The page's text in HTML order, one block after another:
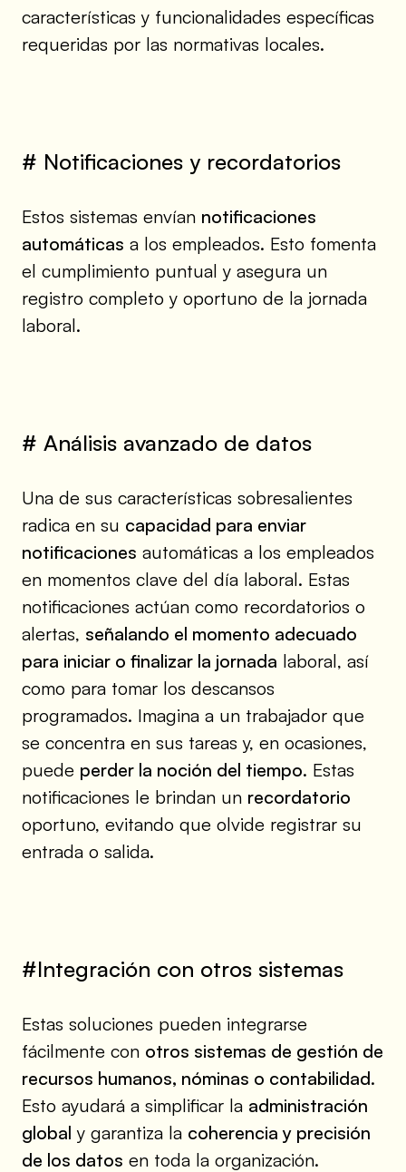
características y funcionalidades específicas
requeridas por las normativas locales.
# Notificaciones y recordatorios
Estos sistemas envían notificaciones
automáticas a los empleados. Esto fomenta
el cumplimiento puntual y asegura un
registro completo y oportuno de la jornada
laboral.
# Análisis avanzado de datos
Una de sus características sobresalientes
radica en su capacidad para enviar
notificaciones automáticas a los empleados
en momentos clave del día laboral. Estas
notificaciones actúan como recordatorios o
alertas, señalando el momento adecuado
para iniciar o finalizar la jornada laboral, así
como para tomar los descansos
programados. Imagina a un trabajador que
se concentra en sus tareas y, en ocasiones,
puede perder la noción del tiempo. Estas
notificaciones le brindan un recordatorio
oportuno, evitando que olvide registrar su
entrada o salida.
#Integración con otros sistemas
Estas soluciones pueden integrarse
fácilmente con otros sistemas de gestión de
recursos humanos, nóminas o contabilidad.
Esto ayudará a simplificar la administración
global y garantiza la coherencia y precisión
de los datos en toda la organización.